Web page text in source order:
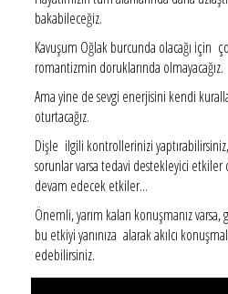
bakabileceğiz.
Kavuşum Oğlak burcunda olacağı için
romantizmin doruklarında olmayacağız.
Ama yine de sevgi enerjisini kendi
oturtacağız.
Dişle ilgili kontrollerinizi
sorunlar varsa tedavi destekleyici etkiler
devam edecek etkiler...
Önemli, yarım kalan konuşmanız
bu etkiyi yanınıza alarak akılcı
edebilirsiniz.